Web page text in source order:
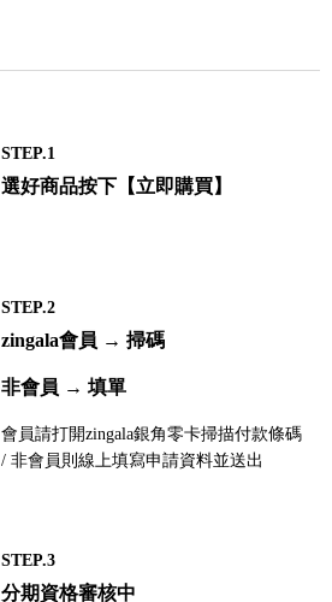
STEP.1
選好商品按下【立即購買】
STEP.2
zingala會員 → 掃碼
非會員 → 填單
會員請打開zingala銀角零卡掃描付款條碼
/ 非會員則線上填寫申請資料並送出
STEP.3
分期資格審核中